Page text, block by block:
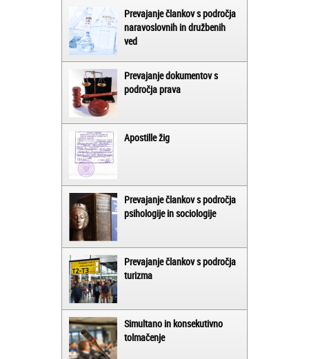
Prevajanje člankov s področja
naravoslovnih in družbenih
ved
Prevajanje dokumentov s
področja prava
Apostille žig
Prevajanje člankov s področja
psihologije in sociologije
Prevajanje člankov s področja
turizma
Simultano in konsekutivno
tolmačenje